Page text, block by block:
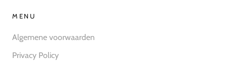
MENU
Algemene voorwaarden
Privacy Policy